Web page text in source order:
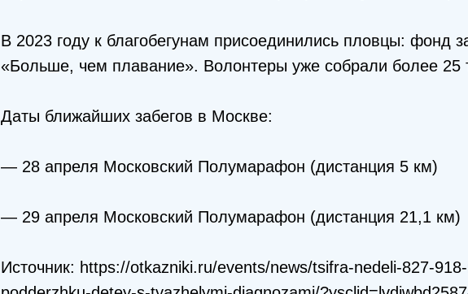
В 2023 году к благобегунам присоединились пловцы: фонд
«Больше, чем плавание». Волонтеры уже собрали более 25
Даты ближайших забегов в Москве:
— 28 апреля Московский Полумарафон (дистанция 5 км)
— 29 апреля Московский Полумарафон (дистанция 21,1 км)
Источник: https://otkazniki.ru/events/news/tsifra-nedeli-827-